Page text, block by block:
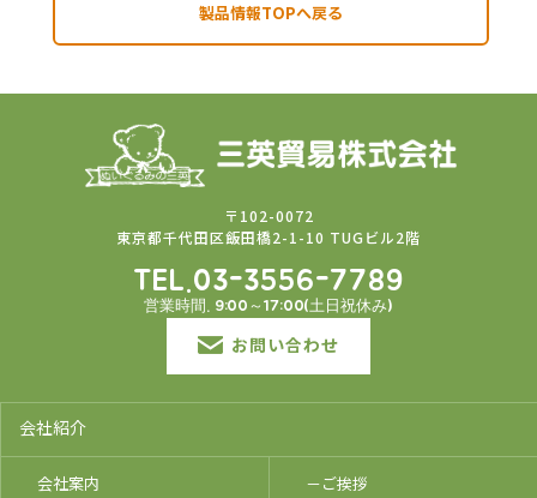
製品情報TOPへ戻る
〒102-0072
東京都千代田区飯田橋2-1-10 TUGビル2階
TEL.03-3556-7789
営業時間. 9:00～17:00(土日祝休み)
お問い合わせ
会社紹介
会社案内 －ご挨拶